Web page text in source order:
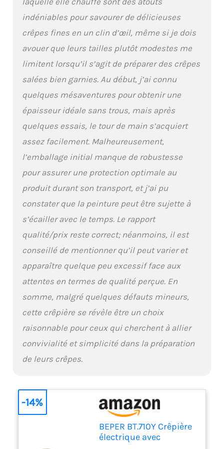
cuire facilement de manière
homogène.
indéniables pour savourer de délicieuses
crêpes fines en un clin d’œil, même si je dois
avouer que leurs tailles plutôt modestes me
limitent lorsqu’il s’agit de préparer des crêpes
salées bien garnies. Au début, j’ai connu
quelques mésaventures pour obtenir une
épaisseur idéale sans trous, mais après
quelques essais, le tour de main s’acquiert
assez facilement. Malheureusement,
l’emballage initial manque de robustesse
pour assurer une protection optimale au
produit durant son transport, et j’ai pu
constater que la peinture peut être sujette à
s’écailler avec le temps. Le rapport
qualité/prix reste correct; néanmoins, il est
conseillé de mentionner qu’il peut varier et
apparaître quelque peu excessif face aux
attentes en termes de qualité perçue. En
somme, malgré quelques défauts mineurs,
cette crêpière se révèle être un choix
raisonnable pour ceux qui cherchent à allier
convivialité et simplicité dans la préparation
de leurs crêpes.
BEPER BT.710Y Crêpière
électrique avec
-14%